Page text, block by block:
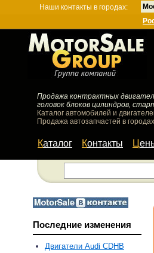
Наши контакты в городах:
Продажа контрактных
головок блоков цилиндров,
Каталог автомобилей и
Продажа автозапчастей в
Каталог Контакты
Последние изменения
Двигатели Audi CDHB